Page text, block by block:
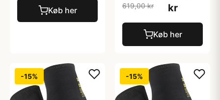
Køb her
619,00 kr
kr
Køb her
-15% -15%